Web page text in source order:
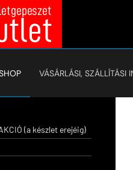
VÁSÁRLÁSI, SZÁLLÍTÁSI
(a készlet erejéig)